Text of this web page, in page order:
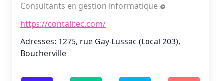
Consultants en gestion informatique
https://contalitec.com/
Adresses: 1275, rue Gay-Lussac (Local 203),
Boucherville